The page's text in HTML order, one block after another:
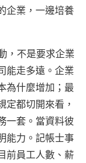
企業，一邊培養
，不是要求企業
能走多遠。企業
為什麼增加；最
定都切開來看，
一套。當資料彼
能力。記帳士事
前員工人數、薪